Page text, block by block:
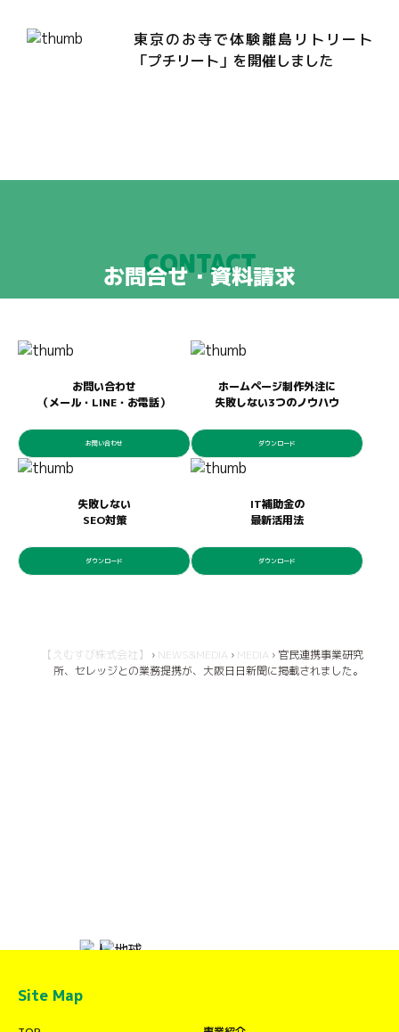
東京のお寺で体験離島リトリート
「プチリート」を開催しました
CONTACT
お問合せ・資料請求
お問い合わせ
（メール・LINE・お電話）
お問い合わせ
ホームページ制作外注に
失敗しない3つのノウハウ
ダウンロード
失敗しない
SEO対策
ダウンロード
IT補助金の
最新活用法
ダウンロード
【えむすび株式会社】 › NEWS&MEDIA › MEDIA › 官民連携事業研究
所、セレッジとの業務提携が、大阪日日新聞に掲載されました。
Site Map